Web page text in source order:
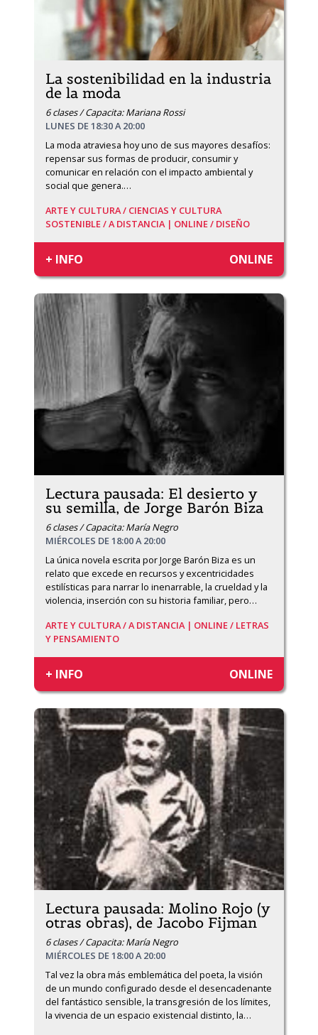
La sostenibilidad en la industria
de la moda
6 clases / Capacita: Mariana Rossi
LUNES DE 18:30 A 20:00
La moda atraviesa hoy uno de sus mayores desafíos:
repensar sus formas de producir, consumir y
comunicar en relación con el impacto ambiental y
social que genera.…
ARTE Y CULTURA / CIENCIAS Y CULTURA
SOSTENIBLE /A DISTANCIA | ONLINE / DISEÑO
+ INFO ONLINE
Lectura pausada: El desierto y
su semilla, de Jorge Barón Biza
6 clases / Capacita: María Negro
MIÉRCOLES DE 18:00 A 20:00
La única novela escrita por Jorge Barón Biza es un
relato que excede en recursos y excentricidades
estilísticas para narrar lo inenarrable, la crueldad y la
violencia, inserción con su historia familiar, pero…
ARTE Y CULTURA /A DISTANCIA | ONLINE / LETRAS
Y PENSAMIENTO
+ INFO ONLINE
Lectura pausada: Molino Rojo (y
otras obras), de Jacobo Fijman
6 clases / Capacita: María Negro
MIÉRCOLES DE 18:00 A 20:00
Tal vez la obra más emblemática del poeta, la visión
de un mundo configurado desde el desencadenante
del fantástico sensible, la transgresión de los límites,
la vivencia de un espacio existencial distinto, la…